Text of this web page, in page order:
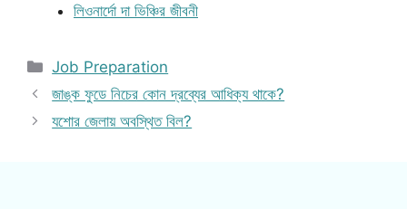
লিওনার্দো দা ভিঞ্চির জীবনী
Categories
Job Preparation
জাঙ্ক ফুডে নিচের কোন দ্রব্যের আধিক্য থাকে?
যশোর জেলায় অবস্থিত বিল?